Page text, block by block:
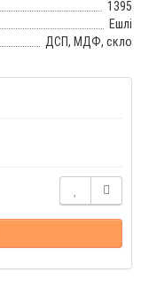
1395
Ешлі
ДСП, МДФ, скло